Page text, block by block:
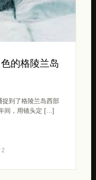
的格陵兰岛
到了格陵兰岛西部
间，用镜头定 […]